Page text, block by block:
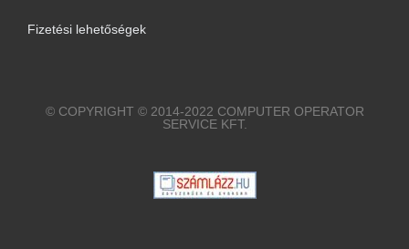
Fizetési lehetőségek
© COPYRIGHT © 2014-2022 COMPUTER OPERATOR
SERVICE KFT.